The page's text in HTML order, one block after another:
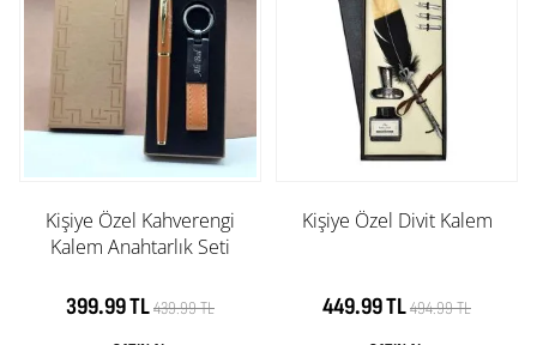
Kişiye Özel Kahverengi
Kalem Anahtarlık Seti
399.99 TL439.99 TL
Kişiye Özel Divit Kalem
449.99 TL494.99 TL